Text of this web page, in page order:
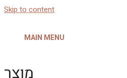
Skip to content
MAIN MENU
מוצר